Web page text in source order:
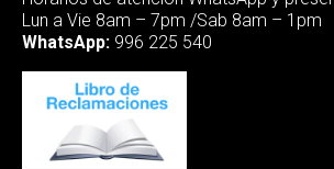
Lun a Vie 8am – 7pm /Sab 8am – 1pm
WhatsApp: 996 225 540